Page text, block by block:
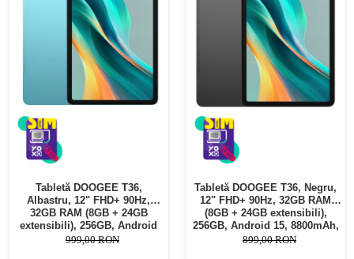
Tabletă DOOGEE T36,
Albastru, 12" FHD+ 90Hz,
32GB RAM (8GB + 24GB
extensibili), 256GB, Android
15, 8800mAh, Dual SIM
999,00 RON
Tabletă DOOGEE T36, Negru,
12" FHD+ 90Hz, 32GB RAM
(8GB + 24GB extensibili),
256GB, Android 15, 8800mAh,
Dual SIM
899,00 RON